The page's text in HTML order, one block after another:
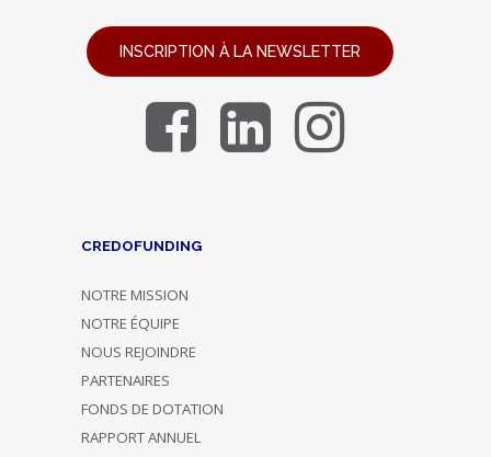
INSCRIPTION À LA NEWSLETTER
CREDOFUNDING
NOTRE MISSION
NOTRE ÉQUIPE
NOUS REJOINDRE
PARTENAIRES
FONDS DE DOTATION
RAPPORT ANNUEL